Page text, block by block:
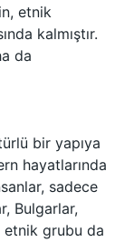
etnik
kalmıştır.
da
bir yapıya
hayatlarında
sadece
Bulgarlar,
grubu da